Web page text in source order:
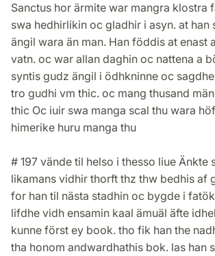
Sanctus hor ärmite war mangra klostra
swa hedhirlikin oc gladhir i asyn. at han
ängil wara än man. Han föddis at enast
vatn. oc war allan daghin oc nattena a
syntis gudz ängil i ödhkninne oc
tro gudhi vm thic. oc mang thusand
thic Oc iuir swa manga scal thu wara
himerike huru manga thu
# 197 vände til helso i thesso liue Änkte
likamans vidhir thorft thz thw bedhis af
for han til nästa stadhin oc bygde i
lifdhe vidh ensamin kaal ämuäl äfte
kunne först ey book. tho fik han the
tha honom andwardhathis bok. las han